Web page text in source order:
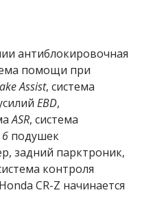
антиблокировочная
помощи при
Assist, система
EBD,
ASR, система
6 подушек
задний парктроник,
контроля
CR-Z начинается